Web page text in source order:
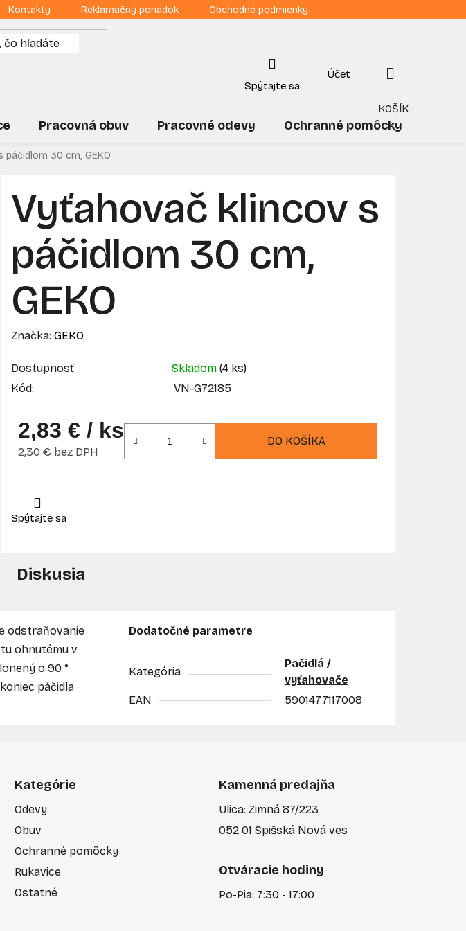
Kontakty Reklamačný poriadok Obchodné podmienky
NÁKUPNÝ
KOŠÍK
Pracovná obuv Pracovné odevy Ochranné pomôcky
páčidlom 30 cm, GEKO
Vyťahovač klincov s
páčidlom 30 cm,
GEKO
Značka: GEKO
Dostupnosť Skladom (4 ks)
Kód:
VN-G72185
2,83 € / ks
2,30 € bez DPH
DO KOŠÍKA
Diskusia
odstraňovanie
ohnutému v
o 90 °
páčidla
Dodatočné parametre
Kategória
Pačidlá /
vyťahovače
EAN
5901477117008
Kategórie
Odevy
Obuv
Ochranné pomôcky
Rukavice
Ostatné
Kamenná predajňa
Ulica: Zimná 87/223
052 01 Spišská Nová ves
Otváracie hodiny
Po-Pia: 7:30 - 17:00